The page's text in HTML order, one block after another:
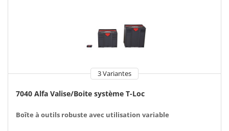
3 Variantes
7040 Alfa Valise/Boite système T-Loc
Boîte à outils robuste avec utilisation variable